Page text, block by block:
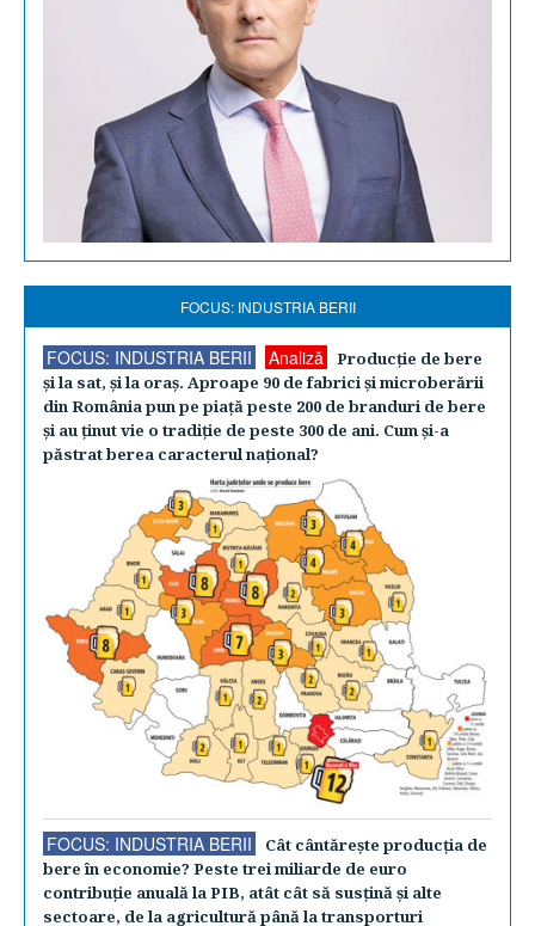
FOCUS: INDUSTRIA BERII
FOCUS: INDUSTRIA BERII Analiză
Producţie de bere
şi la sat, şi la oraş. Aproape 90 de fabrici şi microberării
din România pun pe piaţă peste 200 de branduri de bere
şi au ţinut vie o tradiţie de peste 300 de ani. Cum şi-a
păstrat berea caracterul naţional?
FOCUS: INDUSTRIA BERII
Cât cântăreşte producţia de
bere în economie? Peste trei miliarde de euro
contribuţie anuală la PIB, atât cât să susţină şi alte
sectoare, de la agricultură până la transporturi